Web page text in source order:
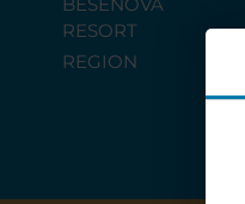
RESORT
REGION